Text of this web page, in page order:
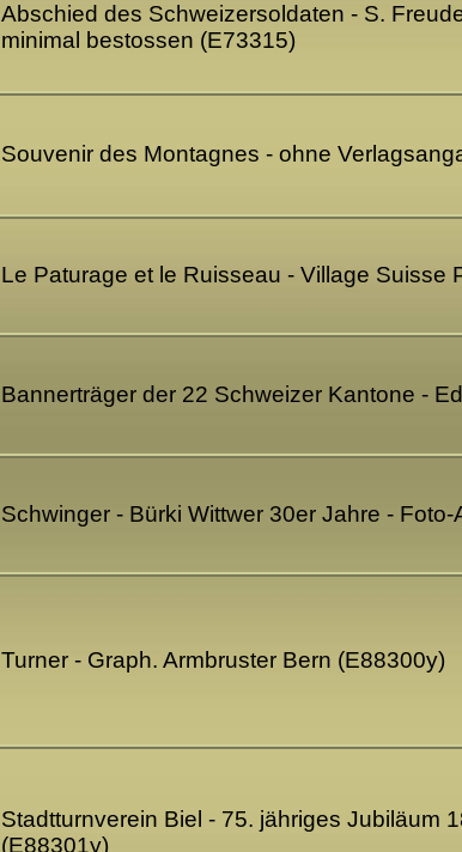
Abschied des Schweizersoldaten - S.
minimal bestossen (E73315)
Souvenir des Montagnes - ohne
Le Paturage et le Ruisseau - Village Suisse
Bannerträger der 22 Schweizer Kantone -
Schwinger - Bürki Wittwer 30er Jahre -
Turner - Graph. Armbruster Bern (E88300y)
Stadtturnverein Biel - 75. jähriges Jubiläum
(E88301y)